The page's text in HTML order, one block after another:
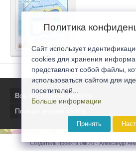
Все последние новости
Полная версия сайта
Создатель проекта 0lik.ru - Александр
Политика
Сайт использует
cookies для хранения
представляют собой файлы,
использоваться сайтом для
посетителей...
Больше информации
Принять